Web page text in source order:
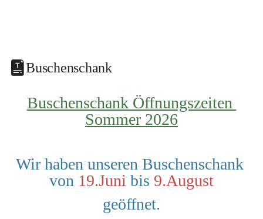
Buschenschank
Buschenschank Öffnungszeiten
Sommer 2026
Wir haben unseren Buschenschank
von 19.Juni bis 9.August
geöffnet.